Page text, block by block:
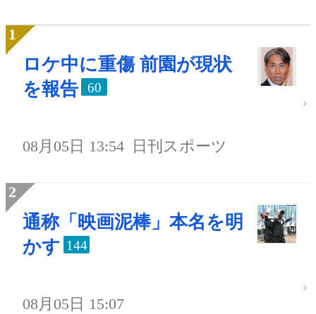
ロケ中に重傷 前園が現状
を報告
60
08月05日 13:54 日刊スポーツ
通称「映画泥棒」本名を明
かす 144
08月05日 15:07